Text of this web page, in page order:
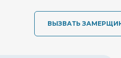
ВЫЗВАТЬ